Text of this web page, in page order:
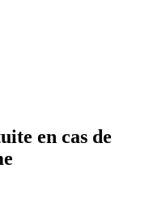
en cas de